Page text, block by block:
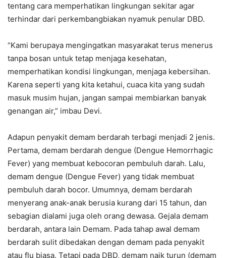
tentang cara memperhatikan lingkungan sekitar agar
terhindar dari perkembangbiakan nyamuk penular DBD.
“Kami berupaya mengingatkan masyarakat terus menerus
tanpa bosan untuk tetap menjaga kesehatan,
memperhatikan kondisi lingkungan, menjaga kebersihan.
Karena seperti yang kita ketahui, cuaca kita yang sudah
masuk musim hujan, jangan sampai membiarkan banyak
genangan air,” imbau Devi.
Adapun penyakit demam berdarah terbagi menjadi 2 jenis.
Pertama, demam berdarah dengue (Dengue Hemorrhagic
Fever) yang membuat kebocoran pembuluh darah. Lalu,
demam dengue (Dengue Fever) yang tidak membuat
pembuluh darah bocor. Umumnya, demam berdarah
menyerang anak-anak berusia kurang dari 15 tahun, dan
sebagian dialami juga oleh orang dewasa. Gejala demam
berdarah, antara lain Demam. Pada tahap awal demam
berdarah sulit dibedakan dengan demam pada penyakit
atau flu biasa. Tetapi pada DBD, demam naik turun (demam